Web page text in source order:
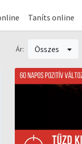
Taníts online
Ár: Összes